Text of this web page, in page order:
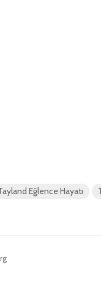
Eğlence Hayatı